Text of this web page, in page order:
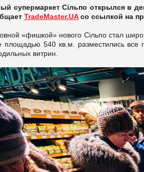
супермаркет Сільпо открылся в
TradeMaster.UAсо ссылкой на
«фишкой» нового Сільпо стал
площадью 540 кв.м. разместились
витрин.